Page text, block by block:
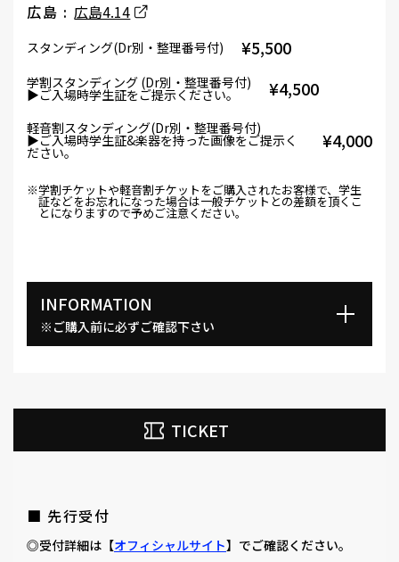
広島 : 広島4.14
スタンディング(Dr別・整理番号付) ¥5,500
学割スタンディング (Dr別・整理番号付)
▶ご入場時学生証をご提示ください。 ¥4,500
軽音割スタンディング(Dr別・整理番号付)
▶ご入場時学生証&楽器を持った画像をご提示く
ださい。
¥4,000
※学割チケットや軽音割チケットをご購入されたお客様で、学生
証などをお忘れになった場合は一般チケットとの差額を頂くこ
とになりますので予めご注意ください。
INFORMATION
※ご購入前に必ずご確認下さい
TICKET
■ 先行受付
◎受付詳細は【オフィシャルサイト】でご確認ください。